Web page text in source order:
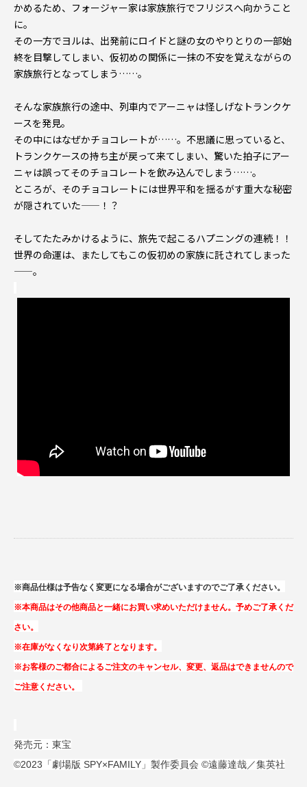
かめるため、フォージャー家は家族旅行でフリジスへ向かうこと
に。
その一方でヨルは、出発前にロイドと謎の女のやりとりの一部始
終を目撃してしまい、仮初めの関係に一抹の不安を覚えながらの
家族旅行となってしまう……。
そんな家族旅行の途中、列車内でアーニャは怪しげなトランクケ
ースを発見。
その中にはなぜかチョコレートが……。不思議に思っていると、
トランクケースの持ち主が戻って来てしまい、驚いた拍子にアー
ニャは誤ってそのチョコレートを飲み込んでしまう……。
ところが、そのチョコレートには世界平和を揺るがす重大な秘密
が隠されていた――！？
そしてたたみかけるように、旅先で起こるハプニングの連続！！
世界の命運は、またしてもこの仮初めの家族に託されてしまった
――。
※商品仕様は予告なく変更になる場合がございますのでご了承ください。
※本商品はその他商品と一緒にお買い求めいただけません。予めご了承くだ
さい。
※在庫がなくなり次第終了となります。
※お客様のご都合によるご注文のキャンセル、変更、返品はできませんので
ご注意ください。
発売元：東宝
©2023「劇場版 SPY×FAMILY」製作委員会 ©遠藤達哉／集英社